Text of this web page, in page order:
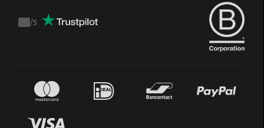
Trustpilot
/5